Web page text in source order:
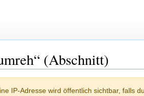
(Abschnitt)
IP-Adresse wird öffentlich sichtbar, falls